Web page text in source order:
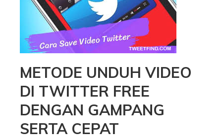
METODE UNDUH VIDEO
DI TWITTER FREE
DENGAN GAMPANG
SERTA CEPAT